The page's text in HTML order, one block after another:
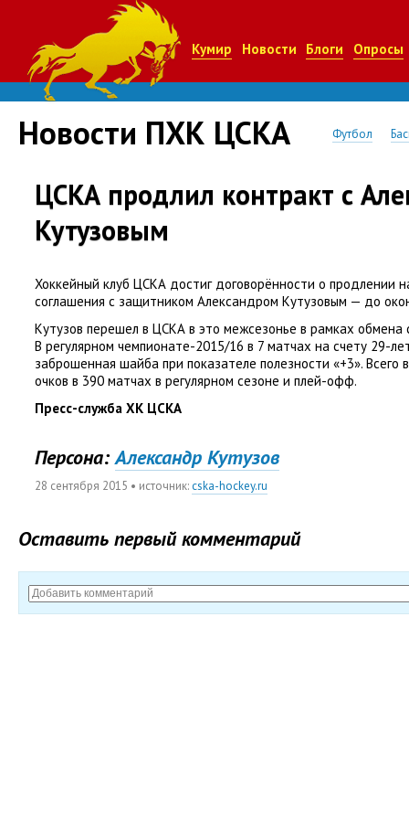
Кумир Новости Блоги Опросы
Новости ПХК ЦСКА Футбол
ЦСКА продлил контракт с
Кутузовым
Хоккейный клуб ЦСКА достиг договорённости о продлении
соглашения с защитником Александром Кутузовым — до
Кутузов перешел в ЦСКА в это межсезонье в рамках обмена
В регулярном чемпионате-2015/16 в 7 матчах на счету 29-
заброшенная шайба при показателе полезности «+3». Всего
очков в 390 матчах в регулярном сезоне и плей-офф.
Пресс-служба ХК ЦСКА
Персона: Александр Кутузов
28 сентября 2015 • источник:cska-hockey.ru
Оставить первый комментарий